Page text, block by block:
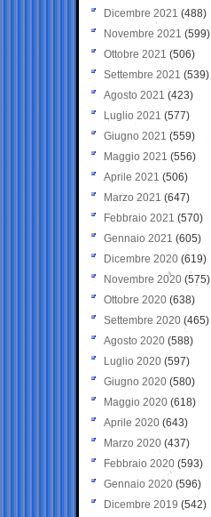
Dicembre 2021 (488)
Novembre 2021 (599)
Ottobre 2021 (506)
Settembre 2021 (539)
Agosto 2021 (423)
Luglio 2021 (577)
Giugno 2021(559)
Maggio 2021 (556)
Aprile 2021 (506)
Marzo 2021 (647)
Febbraio 2021 (570)
Gennaio 2021 (605)
Dicembre 2020 (619)
Novembre 2020 (575)
Ottobre 2020 (638)
Settembre 2020(465)
Agosto 2020 (588)
Luglio 2020 (597)
Giugno 2020 (580)
Maggio 2020 (618)
Aprile 2020 (643)
Marzo 2020 (437)
Febbraio 2020 (593)
Gennaio 2020 (596)
Dicembre 2019 (542)